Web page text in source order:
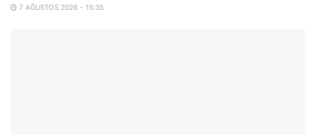
7 AĞUSTOS 2026 - 15:35